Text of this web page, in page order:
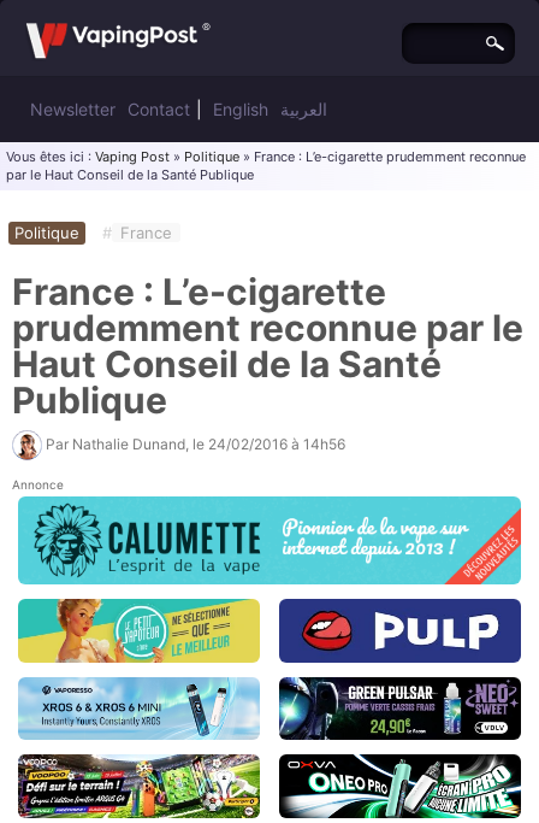
Newsletter Contact English العربية
Vous êtes ici : Vaping Post » Politique » France : L’e-cigarette prudemment reconnue
par le Haut Conseil de la Santé Publique
Politique # France
France : L’e-cigarette
prudemment reconnue par le
Haut Conseil de la Santé
Publique
Par Nathalie Dunand , le 24/02/2016 à 14h56
Annonce